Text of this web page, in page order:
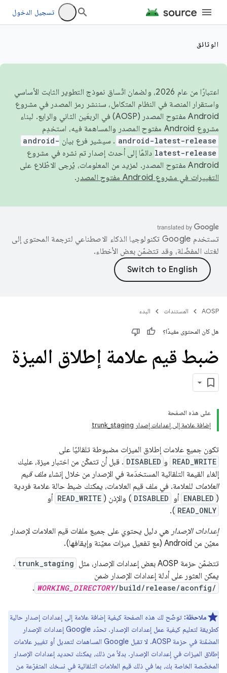
تسجيل الدخول
الوثائق
اعتبارًا من عام 2026، ولضمان اتّساق نموذج التطوير الثابت الأساسي
واستقرار المنصة في النظام المتكامل، سننشر رمز المصدر في مشروع
Android مفتوح المصدر (AOSP) في الربعَين الثاني والرابع. لبناء
مشروع Android مفتوح المصدر والمساهمة فيه، استخدِم
android-latest-release . سيشير فرع بيان android-
latest-release دائمًا إلى أحدث إصدار تم نشره في مشروع
Android مفتوح المصدر. لمزيد من المعلومات، يُرجى الاطّلاع على
التغييرات في مشروع Android مفتوح المصدر
.
تستخدم Google تكنولوجيا الذكاء الاصطناعي لترجمة المحتوى إلى
لغتك المفضّلة، وقد تتضمّن بعض الأخطاء.
AOSP المستندات البدء
هل كان المحتوى مفيدًا؟
ضبط قيم علامة إطلاق الميزة
على هذه الصفحة
إضافة علامة إلى إعدادات إصدار trunk_staging
تكون جميع علامات إطلاق الميزات مضبوطة تلقائيًا على
READ_WRITE و DISABLED . قبل أن تتمكّن من اختبار ميزة، عليك
إلغاء القيمة التلقائية المستخدَمة في الإصدار من خلال إنشاء ملف قيم
العلامات للعلامة. في ملف قيم العلامات، يمكنك ضبط حالة علامة فردية
(
ENABLED أو DISABLED ) والإذن ( READ_WRITE أو
READ_ONLY
).
إعدادات الإصدار هي دليل يحتوي على جميع ملفات قيم العلامات لإصدار
معيّن من Android (مع تفعيل ميزات معيّنة وإيقافها).
تتضمّن حزمة AOSP بعض إعدادات الإصدار، مثل
trunk_staging
.
يمكن العثور على أدلة إعدادات الإصدار ضمن
WORKING_DIRECTORY/build/release/aconfig/
.
ملاحظة: توضّح لك هذه الصفحة كيفية إضافة علامة إلى إعدادات إصدار حالية
كطريقة لتعليم كيفية عمل إعدادات الإصدار. تحدّد Google إعدادات الإصدار
المضمّنة في حزمة AOSP. لا تقبل Google المساهمات لتعديل أو تغيير علامات
إطلاق الميزات في إعدادات الإصدار. بدلاً من ذلك، يمكنك تحديد إعدادات الإصدار
المخصّصة الخاصة بك، بما في ذلك قيم العلامات التلقائية في نسخك المتفرّعة من